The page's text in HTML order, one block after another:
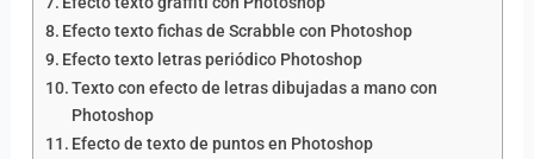
Efecto texto fichas de Scrabble con Photoshop
Efecto texto letras periódico Photoshop
Texto con efecto de letras dibujadas a mano con
Photoshop
Efecto de texto de puntos en Photoshop